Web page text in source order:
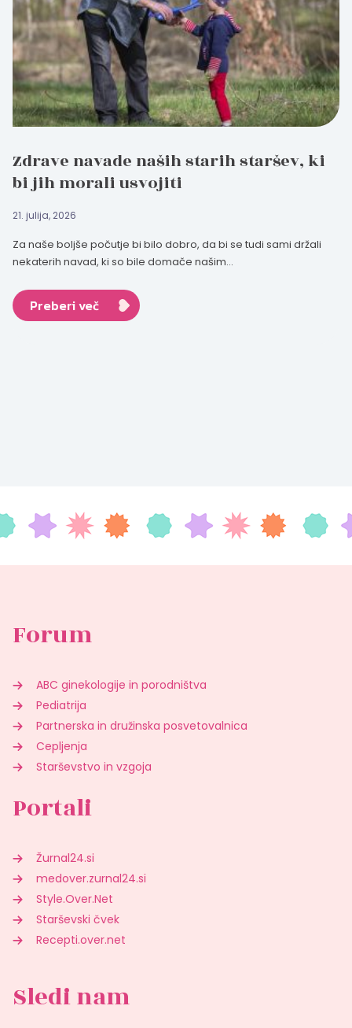
Zdrave navade naših starih staršev, ki
bi jih morali usvojiti
21. julija, 2026
Za naše boljše počutje bi bilo dobro, da bi se tudi sami držali
nekaterih navad, ki so bile domače našim...
Preberi več
Forum
ABC ginekologije in porodništva
Pediatrija
Partnerska in družinska posvetovalnica
Cepljenja
Starševstvo in vzgoja
Portali
Žurnal24.si
medover.zurnal24.si
Style.Over.Net
Starševski čvek
Recepti.over.net
Sledi nam